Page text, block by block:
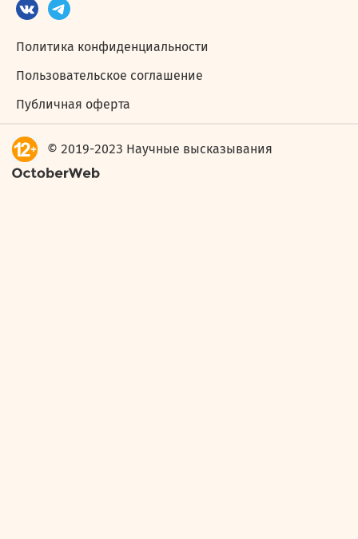
Политика конфиденциальности
Пользовательское соглашение
Публичная оферта
© 2019-2023 Научные высказывания